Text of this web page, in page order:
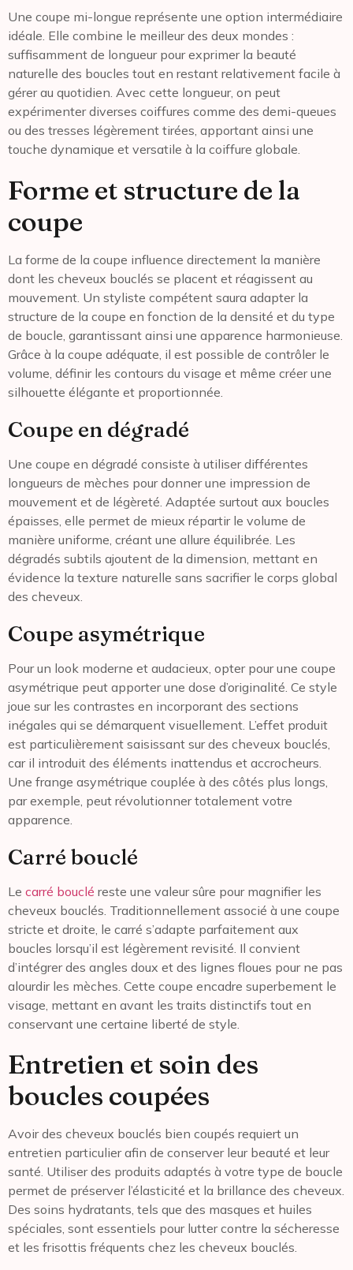
Une coupe mi-longue représente une option intermédiaire
idéale. Elle combine le meilleur des deux mondes :
suffisamment de longueur pour exprimer la beauté
naturelle des boucles tout en restant relativement facile à
gérer au quotidien. Avec cette longueur, on peut
expérimenter diverses coiffures comme des demi-queues
ou des tresses légèrement tirées, apportant ainsi une
touche dynamique et versatile à la coiffure globale.
Forme et structure de la
coupe
La forme de la coupe influence directement la manière
dont les cheveux bouclés se placent et réagissent au
mouvement. Un styliste compétent saura adapter la
structure de la coupe en fonction de la densité et du type
de boucle, garantissant ainsi une apparence harmonieuse.
Grâce à la coupe adéquate, il est possible de contrôler le
volume, définir les contours du visage et même créer une
silhouette élégante et proportionnée.
Coupe en dégradé
Une coupe en dégradé consiste à utiliser différentes
longueurs de mèches pour donner une impression de
mouvement et de légèreté. Adaptée surtout aux boucles
épaisses, elle permet de mieux répartir le volume de
manière uniforme, créant une allure équilibrée. Les
dégradés subtils ajoutent de la dimension, mettant en
évidence la texture naturelle sans sacrifier le corps global
des cheveux.
Coupe asymétrique
Pour un look moderne et audacieux, opter pour une coupe
asymétrique peut apporter une dose d’originalité. Ce style
joue sur les contrastes en incorporant des sections
inégales qui se démarquent visuellement. L’effet produit
est particulièrement saisissant sur des cheveux bouclés,
car il introduit des éléments inattendus et accrocheurs.
Une frange asymétrique couplée à des côtés plus longs,
par exemple, peut révolutionner totalement votre
apparence.
Carré bouclé
Le carré bouclé reste une valeur sûre pour magnifier les
cheveux bouclés. Traditionnellement associé à une coupe
stricte et droite, le carré s’adapte parfaitement aux
boucles lorsqu’il est légèrement revisité. Il convient
d’intégrer des angles doux et des lignes floues pour ne pas
alourdir les mèches. Cette coupe encadre superbement le
visage, mettant en avant les traits distinctifs tout en
conservant une certaine liberté de style.
Entretien et soin des
boucles coupées
Avoir des cheveux bouclés bien coupés requiert un
entretien particulier afin de conserver leur beauté et leur
santé. Utiliser des produits adaptés à votre type de boucle
permet de préserver l’élasticité et la brillance des cheveux.
Des soins hydratants, tels que des masques et huiles
spéciales, sont essentiels pour lutter contre la sécheresse
et les frisottis fréquents chez les cheveux bouclés.